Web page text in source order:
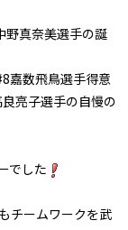
野真奈美選手の誕
嘉数飛鳥選手得意
亮子選手の自慢の
でした
チームワークを武